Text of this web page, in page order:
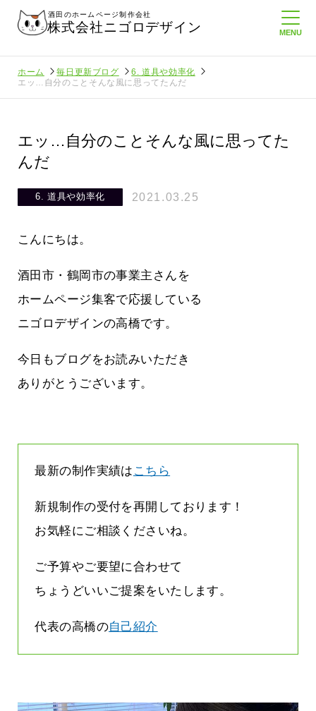
酒田のホームページ制作会社
株式会社ニゴロデザイン
ホーム 毎日更新ブログ
6. 道具や効率化
エッ…自分のことそんな風に思ってたんだ
エッ…自分のことそんな風に思ってた
んだ
6. 道具や効率化 2021.03.25
こんにちは。
酒田市・鶴岡市の事業主さんを
ホームページ集客で応援している
ニゴロデザインの高橋です。
今日もブログをお読みいただき
ありがとうございます。
最新の制作実績は こちら
新規制作の受付を再開しております！
お気軽にご相談くださいね。
ご予算やご要望に合わせて
ちょうどいいご提案をいたします。
代表の高橋の自己紹介
より利
って
酒田商工会議所さんへニゴロ通信を持
って行くときって8～9割方雨なんです
よね